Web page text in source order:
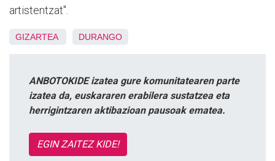
artistentzat".
GIZARTEA DURANGO
ANBOTOKIDE izatea gure komunitatearen parte
izatea da, euskararen erabilera sustatzea eta
herrigintzaren aktibazioan pausoak ematea.
EGIN ZAITEZ KIDE!